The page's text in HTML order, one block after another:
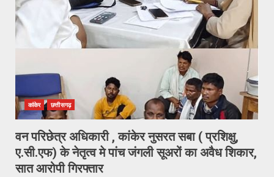
कांकेर छत्तीसगढ़
वन परिछेत्र अधिकारी , कांकेर नुसरत सबा ( प्रशिक्षु,
ए.सी.एफ) के नेतृत्व मे पांच जंगली सूअरों का अवैध शिकार,
सात आरोपी गिरफ्तार